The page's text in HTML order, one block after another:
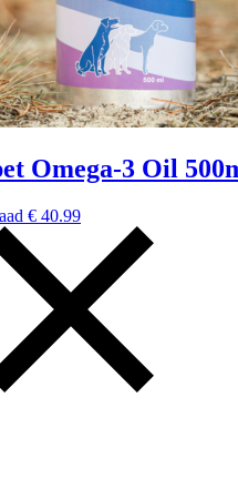
Omega-3 Oil
€ 40.99